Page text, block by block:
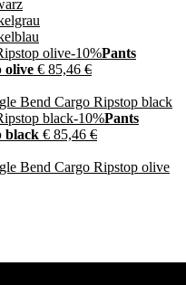
-10%Pants
olive € 85,46 €
-10%Pants
black € 85,46 €